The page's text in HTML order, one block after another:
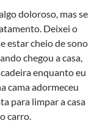
doloroso, mas se
Deixei o
estar cheio de sono
chegou a casa,
enquanto eu
cama adormeceu
para limpar a casa
carro.